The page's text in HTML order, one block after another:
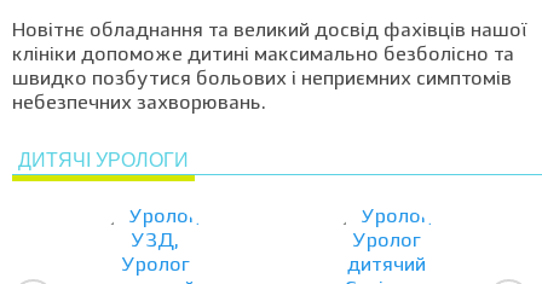
Новітнє обладнання та великий досвід фахівців нашої
клініки допоможе дитині максимально безболісно та
швидко позбутися больових і неприємних симптомів
небезпечних захворювань.
ДИТЯЧІ УРОЛОГИ